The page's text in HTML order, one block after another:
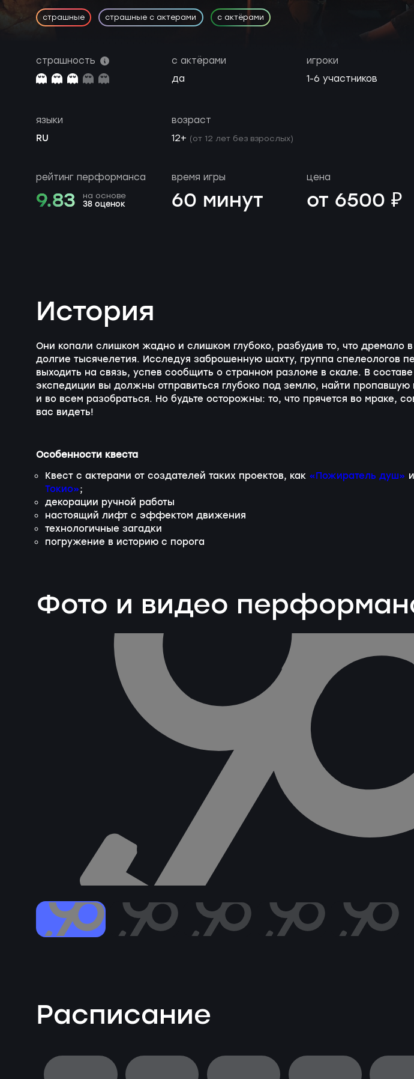
страшные страшные с актерами с актёрами
страшность
с актёрами
да
игроки
1-6 участников
языки
RU
возраст
12+ (от 12 лет без взрослых)
рейтинг перформанса
9.83 на основе
38 оценок
время игры
60 минут
цена
от 6500 ₽
История
Они копали слишком жадно и слишком глубоко, разбудив то, что дремало
долгие тысячелетия. Исследуя заброшенную шахту, группа спелеологов
выходить на связь, успев сообщить о странном разломе в скале. В
экспедиции вы должны отправиться глубоко под землю, найти пропавшую
и во всем разобраться. Но будьте осторожны: то, что прячется во мраке,
вас видеть!
Особенности квеста
Квест с актерами от создателей таких проектов, как «Пожиратель душ» и
Токио»;
декорации ручной работы
настоящий лифт с эффектом движения
технологичные загадки
погружение в историю с порога
Фото и видео
Расписание